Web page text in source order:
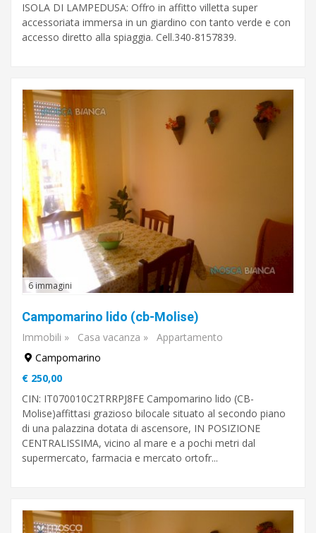
ISOLA DI LAMPEDUSA: Offro in affitto villetta super
accessoriata immersa in un giardino con tanto verde e con
accesso diretto alla spiaggia. Cell.340-8157839.
6 immagini
Campomarino lido (cb-Molise)
Immobili » Casa vacanza »
Appartamento
Campomarino
€ 250,00
CIN: IT070010C2TRRPJ8FE Campomarino lido (CB-
Molise)affittasi grazioso bilocale situato al secondo piano
di una palazzina dotata di ascensore, IN POSIZIONE
CENTRALISSIMA, vicino al mare e a pochi metri dal
supermercato, farmacia e mercato ortofr...